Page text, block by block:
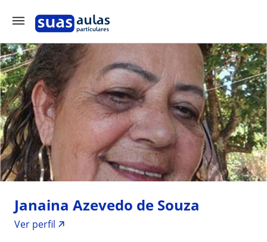
Janaina Azevedo de Souza
Ver perfil